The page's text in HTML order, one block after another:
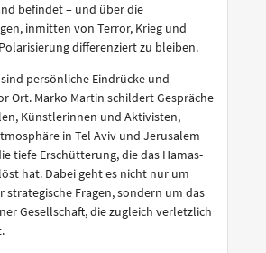
befindet – und über die
inmitten von Terror, Krieg und
differenziert zu bleiben.
persönliche Eindrücke und
Ort. Marko Martin schildert Gespräche
Künstlerinnen und Aktivisten,
in Tel Aviv und Jerusalem
tiefe Erschütterung, die das Hamas-
hat. Dabei geht es nicht nur um
strategische Fragen, sondern um das
Gesellschaft, die zugleich verletzlich